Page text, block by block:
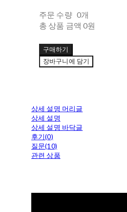
주문 수량 0개
총 상품 금액 0원
구매하기
장바구니에 담기
상세 설명 머리글
상세 설명
상세 설명 바닥글
후기(0)
질문(10)
관련 상품